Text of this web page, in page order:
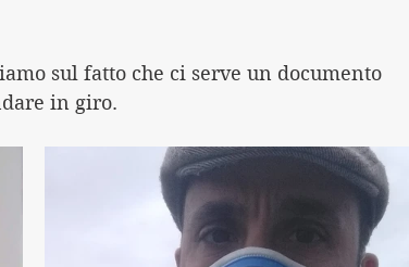
sul fatto che ci serve un documento
in giro.